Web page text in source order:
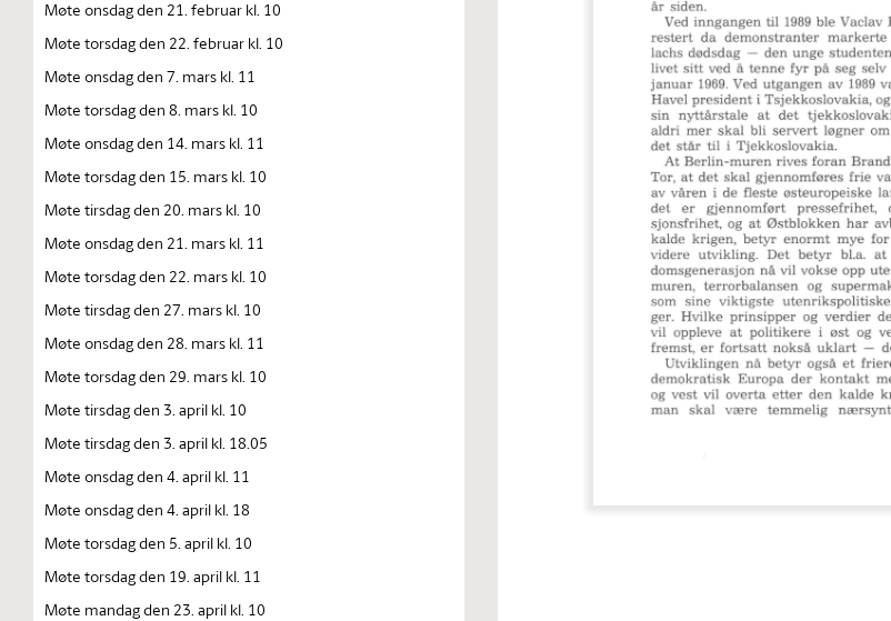
Møte onsdag den 21. februar kl. 10
Møte torsdag den 22. februar kl. 10
Møte onsdag den 7. mars kl. 11
Møte torsdag den 8. mars kl. 10
Møte onsdag den 14. mars kl. 11
Møte torsdag den 15. mars kl. 10
Møte tirsdag den 20. mars kl. 10
Møte onsdag den 21. mars kl. 11
Møte torsdag den 22. mars kl. 10
Møte tirsdag den 27. mars kl. 10
Møte onsdag den 28. mars kl. 11
Møte torsdag den 29. mars kl. 10
Møte tirsdag den 3. april kl. 10
Møte tirsdag den 3. april kl. 18.05
Møte onsdag den 4. april kl. 11
Møte onsdag den 4. april kl. 18
Møte torsdag den 5. april kl. 10
Møte torsdag den 19. april kl. 11
Møte mandag den 23. april kl. 10